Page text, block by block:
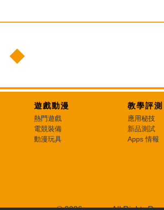
遊戲動漫
熱門遊戲
電競裝備
動漫玩具
教學評測
應用秘技
新品測試
Apps 情報